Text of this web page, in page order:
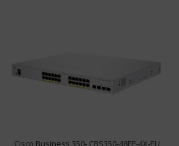
Cisco Business 350- CBS350-48FP-4X-EU